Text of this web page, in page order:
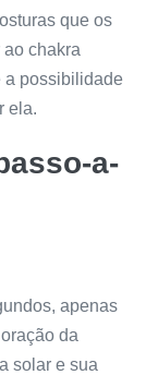
que os
chakra
a possibilidade
ela.
a-
apenas
da
solar e sua